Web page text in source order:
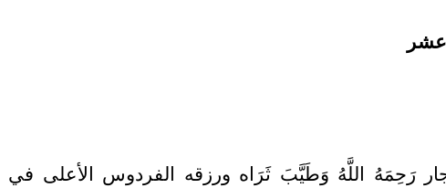
عشر
رَحِمَهُ اللَّهُ وَطَيَّبَ ثَرَاه ورزقه الفردوس الأعلى في